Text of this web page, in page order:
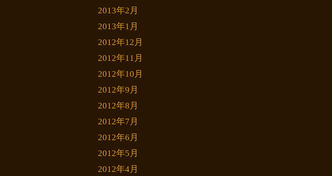
2013年2月
2013年1月
2012年12月
2012年11月
2012年10月
2012年9月
2012年8月
2012年7月
2012年6月
2012年5月
2012年4月